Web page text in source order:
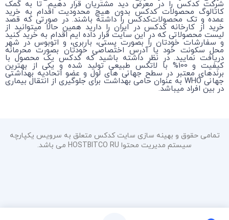
شرکت کدکس را در معرض دید مشتریان قرار دهیم. تا به کمک
کاتالوگ محصولات کدکس بدون هیچ محدودیت اقدام به خرید
عمده و تک محصولات‌کدکس را داشته باشند. در صورتی که قصد
خرید از کارخانه کدکس در ایران را دارید همین حالا میتوانید از
لیست محصولاتی که در این سایت قرار داده ایم اقدام به خرید کنید
و سفارشات خودتان را بصورت پستی، باربری، و اتوبوس در شهر
محل سکونت خود یا آدرس اختصاصی خودتان بصورت محرمانه
دریافت نمایید. در نظر داشته باشید که کدکس یک محصول با
کیفیت و 100% با لاتکس طبیعی تولید شده و یکی از بهترین
برندهای معتبر در سطح جهانی های لول و عضو اتحادیه بهداشتی
جهانی WHO به عنوان حامی بهداشت برای جلوگیری از انتقال بیماری
در بین افراد میباشد.
تمامی حقوق و بهینه سازی سایت کدکس متعلق به سرویس یکپارچه
سیستم مدیریت محتوا HOSTBITCO RU می باشد.